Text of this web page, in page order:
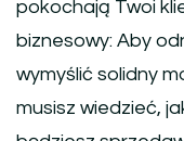
pokochają Twoi
biznesowy: Aby
wymyślić solidny
musisz wiedzieć,